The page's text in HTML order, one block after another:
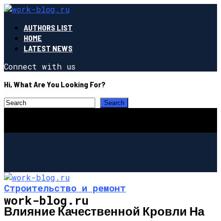
AUTHORS LIST
HOME
LATEST NEWS
Connect with us
Hi, What Are You Looking For?
work-blog.ru
Строительство и ремонт
Влияние Качественной Кровли На